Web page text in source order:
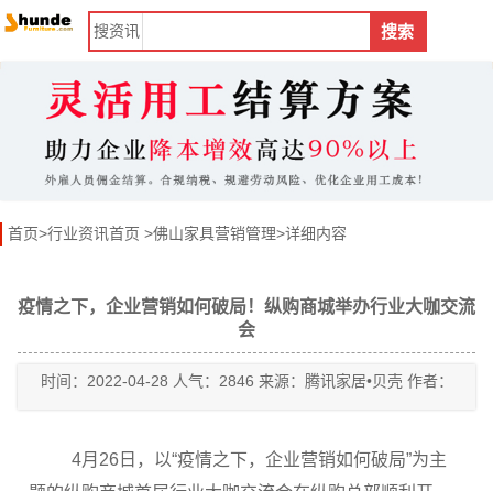
搜资讯 搜索
首页>行业资讯首页 >佛山家具营销管理>详细内容
疫情之下，企业营销如何破局！纵购商城举办行业大咖交流
会
时间：2022-04-28 人气：2846 来源：腾讯家居•贝壳 作者：
4月26日，以“疫情之下，企业营销如何破局”为主